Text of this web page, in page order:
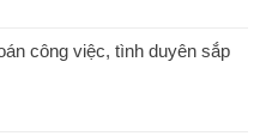
công việc, tình duyên sắp